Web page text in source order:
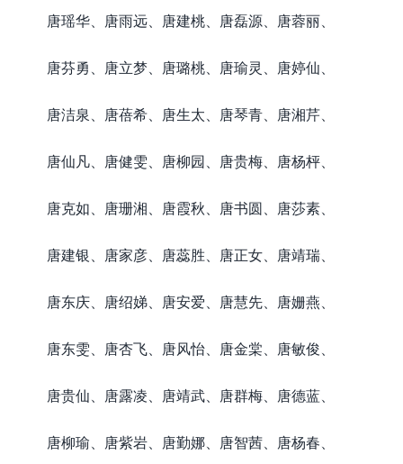
唐瑶华、唐雨远、唐建桃、唐磊源、唐蓉丽、
唐芬勇、唐立梦、唐璐桃、唐瑜灵、唐婷仙、
唐洁泉、唐蓓希、唐生太、唐琴青、唐湘芹、
唐仙凡、唐健雯、唐柳园、唐贵梅、唐杨枰、
唐克如、唐珊湘、唐霞秋、唐书圆、唐莎素、
唐建银、唐家彦、唐蕊胜、唐正女、唐靖瑞、
唐东庆、唐绍娣、唐安爱、唐慧先、唐姗燕、
唐东雯、唐杏飞、唐风怡、唐金棠、唐敏俊、
唐贵仙、唐露凌、唐靖武、唐群梅、唐德蓝、
唐柳瑜、唐紫岩、唐勤娜、唐智茜、唐杨春、